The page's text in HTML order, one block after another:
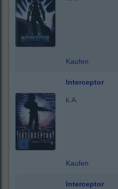
Kaufen
Interceptor
k.A.
Kaufen
Interceptor